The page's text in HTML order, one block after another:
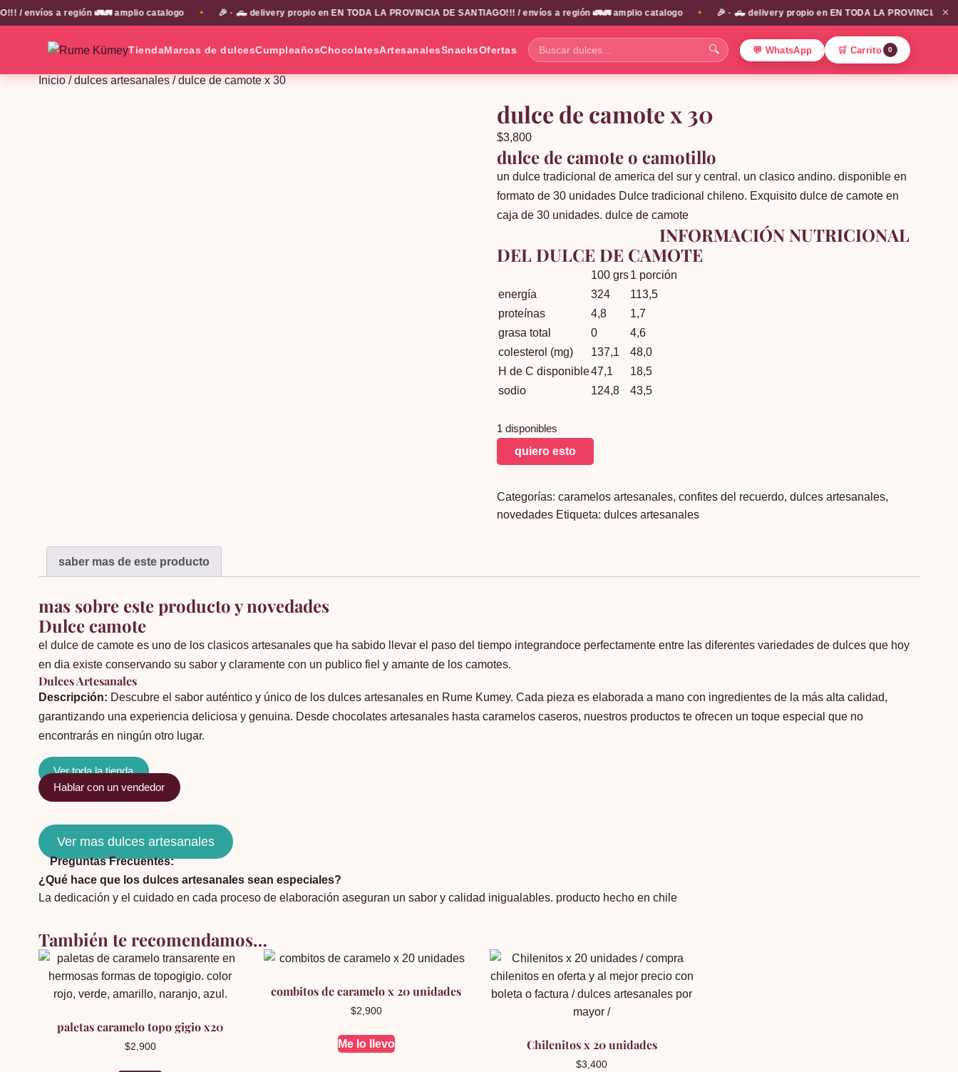
a región 🚛🚛 amplio catalogo ✦ 🎉 · 🛻 delivery propio en EN TODA LA PROVINCIA DE SANTIAGO!!! / envíos a región 🚛🚛 amplio catalogo ✦ 🎉 · 🛻 delivery propio en EN TODA LA PROVINCIA DE ✕
TiendaMarcas de dulcesCumpleañosChocolatesArtesanalesSnacksOfertas
Buscar
dulces...
🔍 💬 WhatsApp 🛒 Carrito 0
Inicio/dulces artesanales/ dulce de camote x 30
dulce de camote x 30
$3,800
dulce de camote o camotillo
un dulce tradicional de america del sur y central. un clasico andino. disponible en
formato de 30 unidades Dulce tradicional chileno. Exquisito dulce de camote en
caja de 30 unidades. dulce de camote
INFORMACIÓN NUTRICIONAL
DEL DULCE DE CAMOTE
100 grs1 porción
energía
324
113,5
proteínas
4,8
1,7
grasa total
0
4,6
colesterol (mg)
137,1
48,0
H de C disponible47,1
18,5
sodio
124,8 43,5
1 disponibles
dulce
de
x
30
quiero esto
Categorías: caramelos artesanales, confites del recuerdo, dulces artesanales,
novedades Etiqueta: dulces artesanales
saber mas de este producto
mas sobre este producto y novedades
Dulce camote
el dulce de camote es uno de los clasicos artesanales que ha sabido llevar el paso del tiempo integrandoce perfectamente entre las diferentes variedades de dulces que hoy
en dia existe conservando su sabor y claramente con un publico fiel y amante de los camotes.
Dulces Artesanales
Descripción: Descubre el sabor auténtico y único de los dulces artesanales en Rume Kumey. Cada pieza es elaborada a mano con ingredientes de la más alta calidad,
garantizando una experiencia deliciosa y genuina. Desde chocolates artesanales hasta caramelos caseros, nuestros productos te ofrecen un toque especial que no
encontrarás en ningún otro lugar.
Ver toda la tienda
Hablar con un vendedor
Ver mas dulces artesanales
Preguntas Frecuentes:
¿Qué hace que los dulces artesanales sean especiales?
La dedicación y el cuidado en cada proceso de elaboración aseguran un sabor y calidad inigualables. producto hecho en chile
También te recomendamos…
paletas caramelo topo gigio x20
$2,900
combitos de caramelo x 20 unidades
$2,900
Me lo llevo Chilenitos x 20 unidades
$3,400